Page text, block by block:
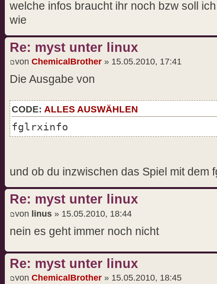
welche infos braucht ihr noch bzw soll
wie
Re: myst unter linux
von ChemicalBrother » 15.05.2010, 17:41
Die Ausgabe von
CODE: ALLES AUSWÄHLEN
fglrxinfo
und ob du inzwischen das Spiel mit dem
Re: myst unter linux
von linus » 15.05.2010, 18:44
nein es geht immer noch nicht
Re: myst unter linux
von ChemicalBrother » 15.05.2010, 18:45